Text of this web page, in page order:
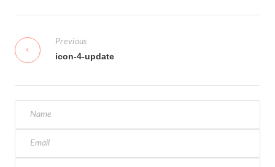
a
v
s
p
Previous
icon-4-update